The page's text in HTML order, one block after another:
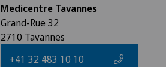
Medicentre Tavannes
Grand-Rue 32
2710 Tavannes
+41 32 483 10 10